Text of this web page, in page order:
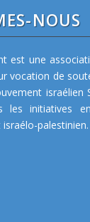
NOUS
est une
vocation de
israélien
les initiatives
palestinien.